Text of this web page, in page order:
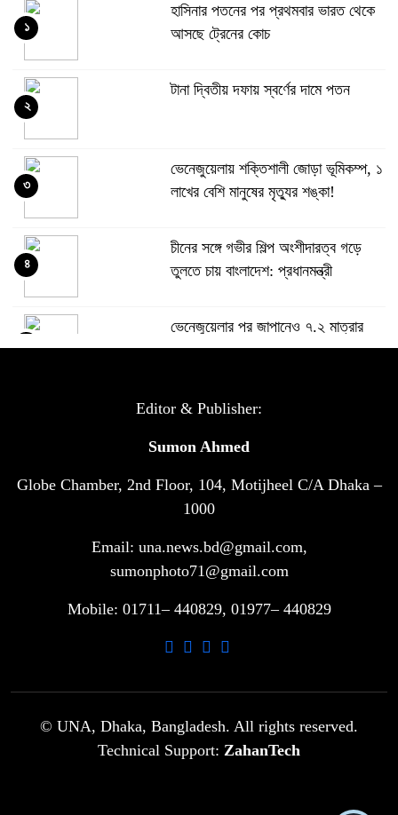
হাসিনার পতনের পর প্রথমবার ভারত থেকে
আসছে ট্রেনের কোচ
১
টানা দ্বিতীয় দফায় স্বর্ণের দামে পতন
২
ভেনেজুয়েলায় শক্তিশালী জোড়া ভূমিকম্প, ১
লাখের বেশি মানুষের মৃত্যুর শঙ্কা!
৩
চীনের সঙ্গে গভীর শিল্প অংশীদারত্ব গড়ে
তুলতে চায় বাংলাদেশ: প্রধানমন্ত্রী
৪
ভেনেজুয়েলার পর জাপানেও ৭.২ মাত্রার
শক্তিশালী ভূমিকম্প
টানা ৩ ম্যাচে গোল ভিনির, ইতিহাস বলছে
সরকারি ৩শ কেজি বই বিক্রির অভিযোগ
মাদ্রাসা সুপারের বিরুদ্ধে
গাড়ি বিক্রির পর মালিকানা পরিবর্তনে কঠোর
আ.লীগ ও বিএনপির বিরুদ্ধে সমানভাবে
ঢাবিতে মাথায় কাঁঠাল পড়ে মালির মৃত্যু
Editor & Publisher:
Sumon Ahmed
Globe Chamber, 2nd Floor, 104, Motijheel C/A Dhaka –
1000
Email: una.news.bd@gmail.com,
sumonphoto71@gmail.com
Mobile: 01711– 440829, 01977– 440829
© UNA, Dhaka, Bangladesh. All rights reserved.
Technical Support: ZahanTech